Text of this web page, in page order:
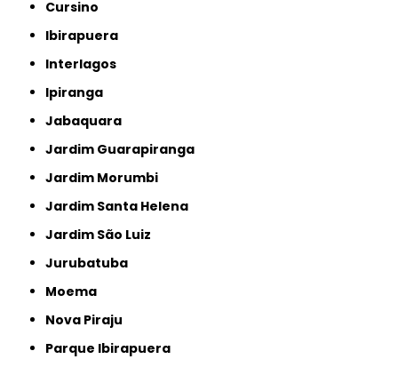
Cursino
Ibirapuera
Interlagos
Ipiranga
Jabaquara
Jardim Guarapiranga
Jardim Morumbi
Jardim Santa Helena
Jardim São Luiz
Jurubatuba
Moema
Nova Piraju
Parque Ibirapuera